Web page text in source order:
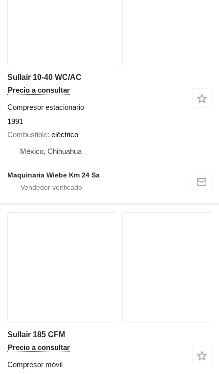
Sullair 10-40 WC/AC
Precio a consultar
Compresor estacionario
1991
Combustible eléctrico
México, Chihuahua
Maquinaria Wiebe Km 24 Sa
Sullair 185 CFM
Precio a consultar
Compresor móvil